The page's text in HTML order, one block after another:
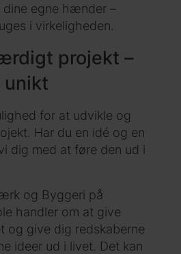
dine egne hænder –
i virkeligheden.
projekt –
unikt
for at udvikle og
Har du en idé og en
dig med at føre den ud i
og Byggeri på
handler om at give
og give dig redskaberne
ideer ud i livet. Det kan